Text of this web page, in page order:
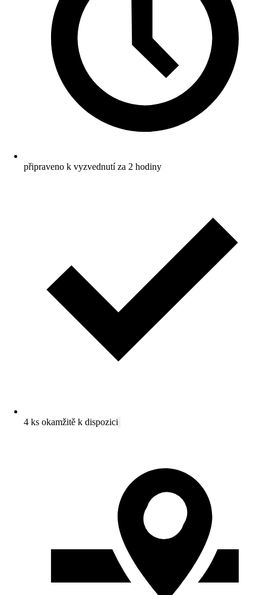
připraveno k vyzvednutí za 2 hodiny
4 ks okamžitě k dispozici